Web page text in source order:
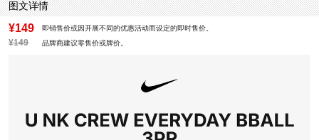
图文详情
¥149 即销售价或因开展不同的优惠活动而设定的即时售价。
¥149 品牌商建议零售价或牌价。